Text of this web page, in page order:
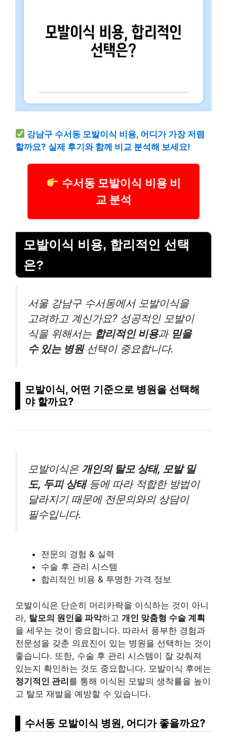
강남구 수서동 모발이식 비용, 어디가 가장 저렴
할까요? 실제 후기와 함께 비교 분석해 보세요!
수서동 모발이식 비용 비
교 분석
모발이식 비용, 합리적인 선택
은?
서울 강남구 수서동에서 모발이식을
고려하고 계신가요? 성공적인 모발이
식을 위해서는 합리적인 비용과 믿을
수 있는 병원선택이 중요합니다.
모발이식, 어떤 기준으로 병원을 선택해
야 할까요?
모발이식은 개인의 탈모 상태, 모발 밀
도, 두피 상태등에 따라 적합한 방법이
달라지기 때문에 전문의와의 상담이
필수입니다.
전문의 경험 & 실력
수술 후 관리 시스템
합리적인 비용 & 투명한 가격 정보
모발이식은 단순히 머리카락을 이식하는 것이 아니
라, 탈모의 원인을 파악하고 개인 맞춤형 수술 계획
을 세우는 것이 중요합니다. 따라서 풍부한 경험과
전문성을 갖춘 의료진이 있는 병원을 선택하는 것이
좋습니다. 또한, 수술 후 관리 시스템이 잘 갖춰져
있는지 확인하는 것도 중요합니다. 모발이식 후에는
정기적인 관리를 통해 이식된 모발의 생착률을 높이
고 탈모 재발을 예방할 수 있습니다.
수서동 모발이식 병원, 어디가 좋을까요?